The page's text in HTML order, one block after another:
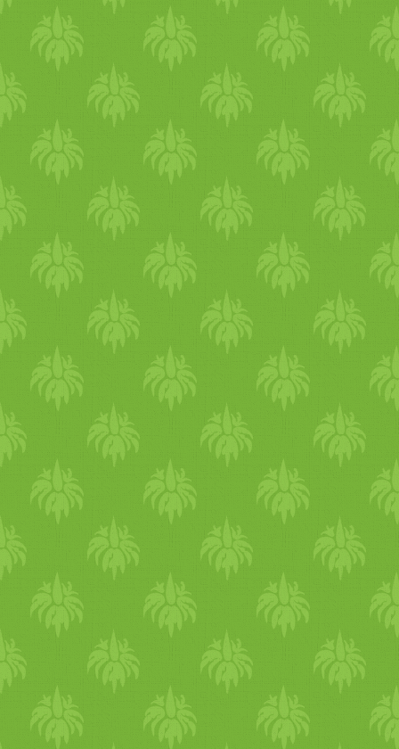
karob emellett glutén-
koleszterint és
fogyaszthatják
idősek, lisztérzékenyek,
csontritkulásban, szív- és
valamint köszvényes
antioxidáns hatású,
és élelmi rostokban.”
banános palacsintatorta
Hihetetlen sikert
meggyömöszölte,
(közben anya és
Természetesen a csap
mindenki, és főleg Ádi,
magunk rendbe szedése